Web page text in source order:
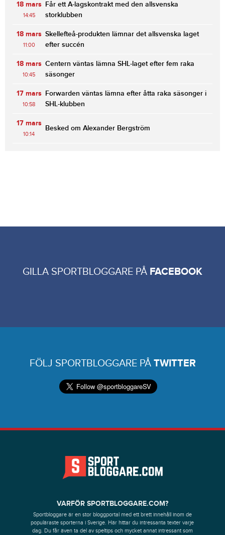
18 mars
14:45
Får ett A-lagskontrakt med den allsvenska
storklubben
18 mars
11:00
Skellefteå-produkten lämnar det allsvenska laget
efter succén
18 mars
10:45
Centern väntas lämna SHL-laget efter fem raka
säsonger
17 mars
10:58
Forwarden väntas lämna efter åtta raka säsonger i
SHL-klubben
17 mars
10:14
Besked om Alexander Bergström
GILLA SPORTBLOGGARE PÅ FACEBOOK
FÖLJ SPORTBLOGGARE PÅ TWITTER
VARFÖR SPORTBLOGGARE.COM?
Sportbloggare är en stor bloggportal med ett brett innehåll inom de
populäraste sporterna i Sverige. Här hittar du intressanta texter varje
dag. Du får även ta del av speltips och mycket annat intressant som